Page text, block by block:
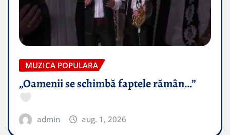
MUZICA POPULARA
„Oamenii se schimbă faptele rămân…”
admin aug. 1, 2026